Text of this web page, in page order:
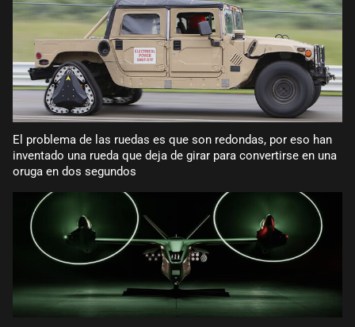
El problema de las ruedas es que son redondas, por eso han
inventado una rueda que deja de girar para convertirse en una
oruga en dos segundos